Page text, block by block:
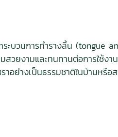
วนการทำรางลิ้น (tongue
สวยงามและทนทานต่อการใช้
อย่างเป็นธรรมชาติในบ้านหรื